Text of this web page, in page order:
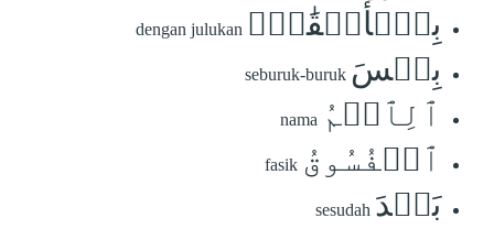
بِٱلۡأَلۡقَٰبِۖ dengan julukan
بِئۡسَ seburuk-buruk
ٱلِٱسۡمُ nama
ٱلۡفُسُوقُ fasik
بَعۡدَ sesudah